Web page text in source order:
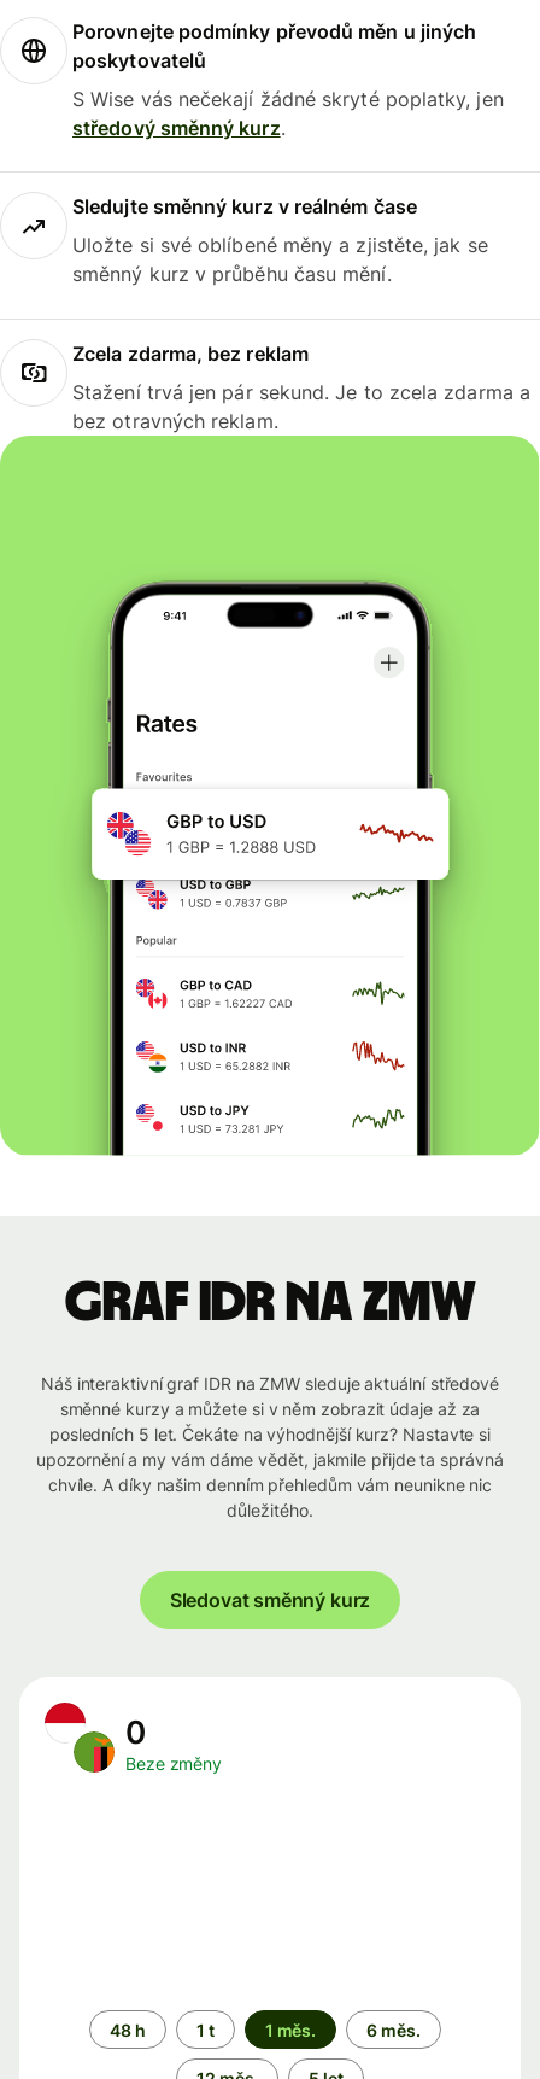
Porovnejte podmínky převodů měn u jiných
poskytovatelů
S Wise vás nečekají žádné skryté poplatky, jen
středový směnný kurz.
Sledujte směnný kurz v reálném čase
Uložte si své oblíbené měny a zjistěte, jak se
směnný kurz v průběhu času mění.
Zcela zdarma, bez reklam
Stažení trvá jen pár sekund. Je to zcela zdarma a
bez otravných reklam.
graf IDR na ZMW
Náš interaktivní graf IDR na ZMW sleduje aktuální středové
směnné kurzy a můžete si v něm zobrazit údaje až za
posledních 5 let. Čekáte na výhodnější kurz? Nastavte si
upozornění a my vám dáme vědět, jakmile přijde ta správná
chvíle. A díky našim denním přehledům vám neunikne nic
důležitého.
Sledovat směnný kurz
0
Beze změny
Časové
období
48 h 1 t 1 měs. 6 měs.